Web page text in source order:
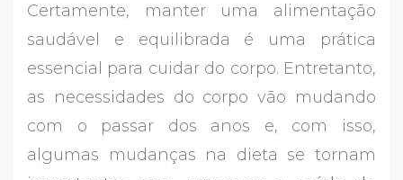
Certamente, manter uma alimentação
saudável e equilibrada é uma prática
essencial para cuidar do corpo. Entretanto,
as necessidades do corpo vão mudando
com o passar dos anos e, com isso,
algumas mudanças na dieta se tornam